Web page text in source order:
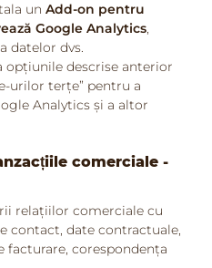
un Add-on pentru
Google Analytics,
datelor dvs.
descrise anterior
urilor terțe” pentru a
Analytics și a altor
comerciale -
relațiilor comerciale cu
contact, date contractuale,
facturare, corespondența